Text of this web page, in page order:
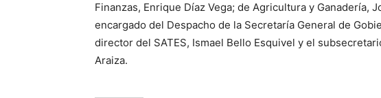
Finanzas, Enrique Díaz Vega; de Agricultura y Ganadería,
encargado del Despacho de la Secretaría General de
director del SATES, Ismael Bello Esquivel y el
Araiza.